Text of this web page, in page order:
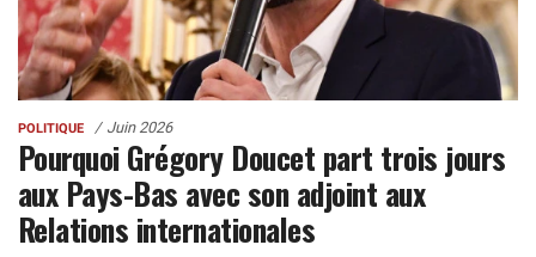
POLITIQUE Juin 2026
Pourquoi Grégory Doucet part trois jours
aux Pays-Bas avec son adjoint aux
Relations internationales